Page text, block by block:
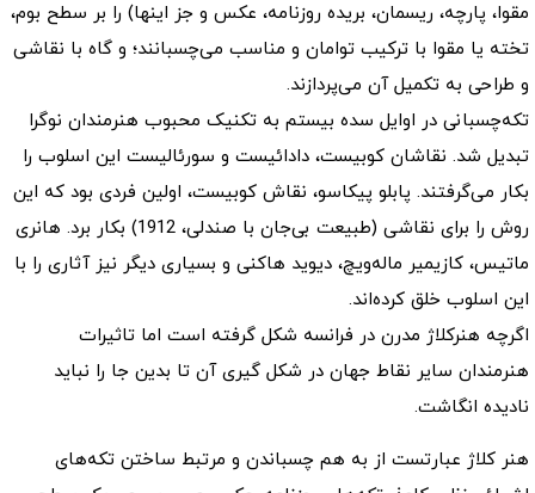
مقوا، پارچه، ریسمان، بریده روزنامه، عکس و جز اینها) را بر سطح بوم،
تخته یا مقوا با ترکیب توامان و مناسب می‌چسبانند؛ و گاه با نقاشی
و طراحی به تکمیل آن می‌پردازند.
تکه‌چسبانی در اوایل سده بیستم به تکنیک محبوب هنرمندان نوگرا
تبدیل شد. نقاشان کوبیست، دادائیست و سورئالیست این اسلوب را
بکار می‌گرفتند. پابلو پیکاسو، نقاش کوبیست، اولین فردی بود که این
روش را برای نقاشی (طبیعت بی‌جان با صندلی، 1912) بکار برد. هانری
ماتیس، کازیمیر ماله‌ویچ، دیوید هاکنی و بسیاری دیگر نیز آثاری را با
این اسلوب خلق کرده‌اند.
اگرچه هنرکلاژ مدرن در فرانسه شکل گرفته است اما تاثیرات
هنرمندان سایر نقاط جهان در شکل گیری آن تا بدین جا را نباید
نادیده انگاشت.
هنر کلاژ عبارتست از به هم چسباندن و مرتبط ساختن تکه‌های